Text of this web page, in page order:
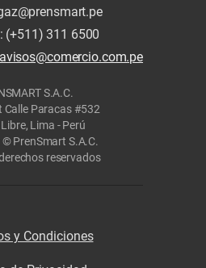
(+511) 311 6500
S.A.C.
Calle Paracas #532
Lima - Perú
PrenSmart S.A.C.
reservados
y Condiciones